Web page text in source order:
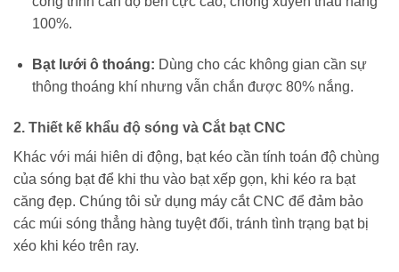
100%.
Bạt lưới ô thoáng: Dùng cho các không gian cần sự
thông thoáng khí nhưng vẫn chắn được 80% nắng.
2. Thiết kế khẩu độ sóng và Cắt bạt CNC
Khác với mái hiên di động, bạt kéo cần tính toán độ chùng
của sóng bạt để khi thu vào bạt xếp gọn, khi kéo ra bạt
căng đẹp. Chúng tôi sử dụng máy cắt CNC để đảm bảo
các múi sóng thẳng hàng tuyệt đối, tránh tình trạng bạt bị
xéo khi kéo trên ray.